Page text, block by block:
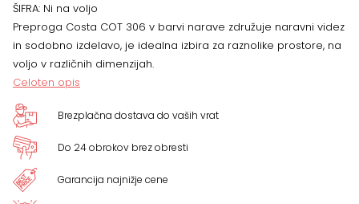
ŠIFRA: Ni na voljo
Preproga Costa COT 306 v barvi narave združuje naravni videz
in sodobno izdelavo, je idealna izbira za raznolike prostore, na
voljo v različnih dimenzijah.
Celoten opis
Brezplačna dostava do vaših vrat
Do 24 obrokov brez obresti
Garancija najnižje cene